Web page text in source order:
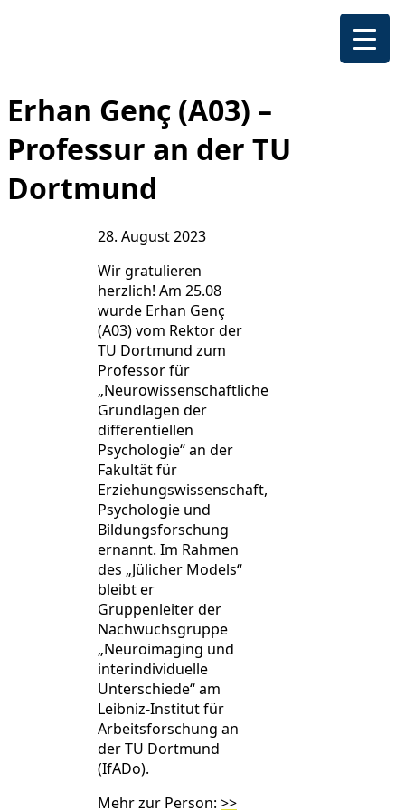
Erhan Genç (A03) –
Professur an der TU
Dortmund
28. August 2023
Wir gratulieren
herzlich! Am 25.08
wurde Erhan Genç
(A03) vom Rektor der
TU Dortmund zum
Professor für
„Neurowissenschaftliche
Grundlagen der
differentiellen
Psychologie“ an der
Fakultät für
Erziehungswissenschaft,
Psychologie und
Bildungsforschung
ernannt. Im Rahmen
des „Jülicher Models“
bleibt er
Gruppenleiter der
Nachwuchsgruppe
„Neuroimaging und
interindividuelle
Unterschiede“ am
Leibniz-Institut für
Arbeitsforschung an
der TU Dortmund
(IfADo).
Mehr zur Person: >>